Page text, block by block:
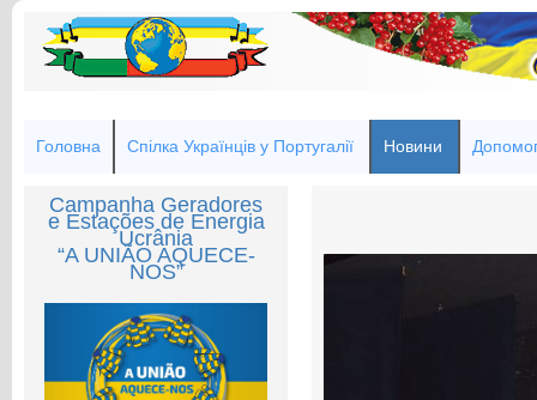
Головна Спілка Українців у Португалії Новини
Campanha Geradores
e Estações de Energia
Ucrânia
“A UNIÃO AQUECE-
NOS”